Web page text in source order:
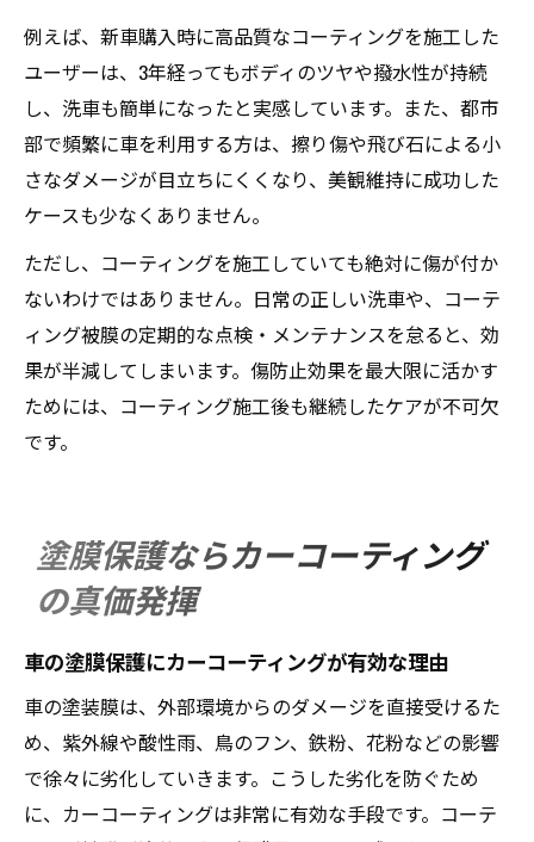
例えば、新車購入時に高品質なコーティングを施工した
ユーザーは、3年経ってもボディのツヤや撥水性が持続
し、洗車も簡単になったと実感しています。また、都市
部で頻繁に車を利用する方は、擦り傷や飛び石による小
さなダメージが目立ちにくくなり、美観維持に成功した
ケースも少なくありません。
ただし、コーティングを施工していても絶対に傷が付か
ないわけではありません。日常の正しい洗車や、コーテ
ィング被膜の定期的な点検・メンテナンスを怠ると、効
果が半減してしまいます。傷防止効果を最大限に活かす
ためには、コーティング施工後も継続したケアが不可欠
です。
塗膜保護ならカーコーティング
の真価発揮
車の塗膜保護にカーコーティングが有効な理由
車の塗装膜は、外部環境からのダメージを直接受けるた
め、紫外線や酸性雨、鳥のフン、鉄粉、花粉などの影響
で徐々に劣化していきます。こうした劣化を防ぐため
に、カーコーティングは非常に有効な手段です。コーテ